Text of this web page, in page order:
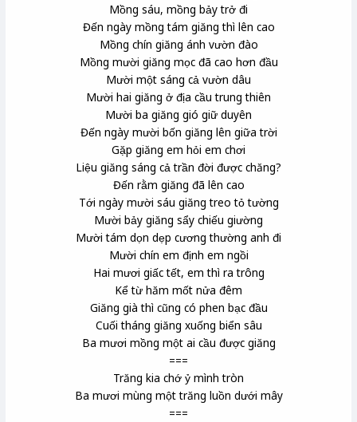
Mồng sáu, mồng bảy trở đi
Đến ngày mồng tám giăng thì lên cao
Mồng chín giăng ánh vườn đào
Mồng mười giăng mọc đã cao hơn đầu
Mười một sáng cả vườn dâu
Mười hai giăng ở địa cầu trung thiên
Mười ba giăng gió giữ duyên
Đến ngày mười bốn giăng lên giữa trời
Gặp giăng em hỏi em chơi
Liệu giăng sáng cả trần đời được chăng?
Đến rằm giăng đã lên cao
Tới ngày mười sáu giăng treo tỏ tường
Mười bảy giăng sẩy chiếu giường
Mười tám dọn dẹp cương thường anh đi
Mười chín em định em ngồi
Hai mươi giấc tết, em thì ra trông
Kể từ hăm mốt nửa đêm
Giăng già thì cũng có phen bạc đầu
Cuối tháng giăng xuống biển sâu
Ba mươi mồng một ai cầu được giăng
===
Trăng kia chớ ỷ mình tròn
Ba mươi mùng một trăng luồn dưới mây
===